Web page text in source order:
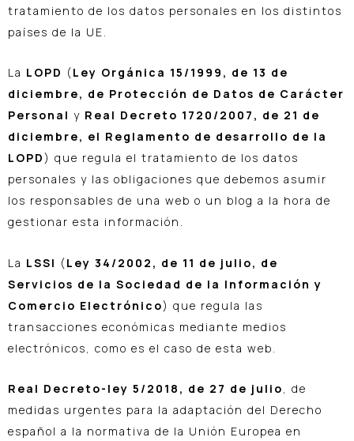
tratamiento de los datos personales en los distintos
países de la UE.
La LOPD (Ley Orgánica 15/1999, de 13 de
diciembre, de Protección de Datos de Carácter
Personal y Real Decreto 1720/2007, de 21 de
diciembre, el Reglamento de desarrollo de la
LOPD) que regula el tratamiento de los datos
personales y las obligaciones que debemos asumir
los responsables de una web o un blog a la hora de
gestionar esta información.
La LSSI (Ley 34/2002, de 11 de julio, de
Servicios de la Sociedad de la Información y
Comercio Electrónico) que regula las
transacciones económicas mediante medios
electrónicos, como es el caso de esta web.
Real Decreto-ley 5/2018, de 27 de julio, de
medidas urgentes para la adaptación del Derecho
español a la normativa de la Unión Europea en